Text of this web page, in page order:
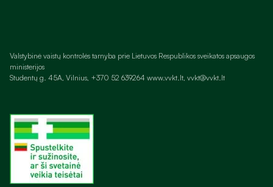
Valstybinė vaistų kontrolės tarnyba prie Lietuvos Respublikos sveikatos apsaugos
ministerijos
Studentų g. 45A, Vilnius, +370 52 639264 www.vvkt.lt, vvkt@vvkt.lt